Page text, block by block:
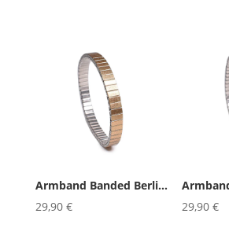
Armband Banded Berlin Simpliciti...
29,90 €
29,90€